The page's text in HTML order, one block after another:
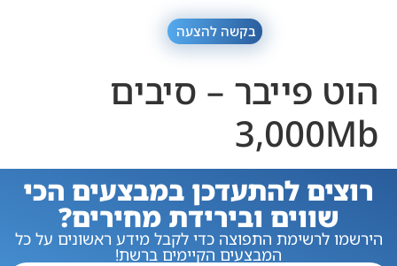
בקשה להצעה
הוט פייבר – סיבים
3,000Mb
רוצים להתעדכן במבצעים הכי
שווים ובירידת מחירים?
הירשמו לרשימת התפוצה כדי לקבל מידע ראשונים על כל
המבצעים הקיימים ברשת!